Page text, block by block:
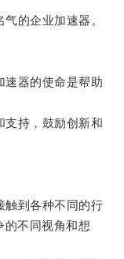
的企业加速器。
器的使命是帮助
持，鼓励创新和
到各种不同的行
的不同视角和想